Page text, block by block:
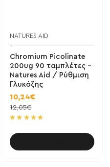
NATURES AID
Chromium Picolinate
200ug 90 ταμπλέτες -
Natures Aid / Ρύθμιση
Γλυκόζης
10,24€
12,05€